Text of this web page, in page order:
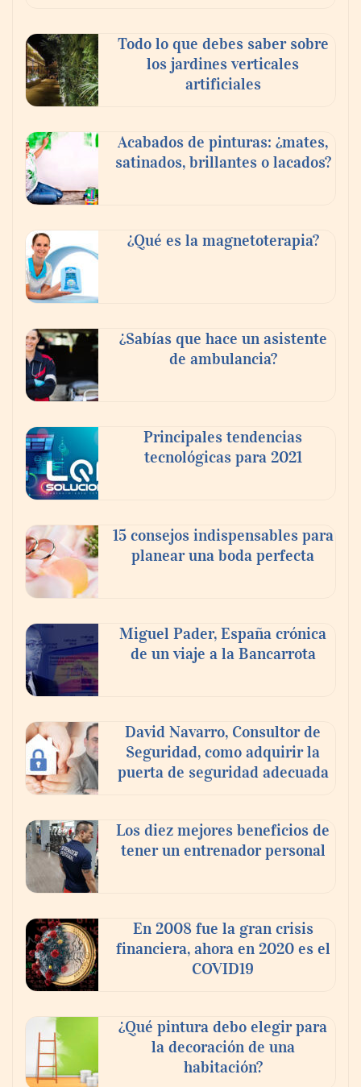
Paso a paso: ¿cómo prepararse para la
transición a la jornada de 40 horas? Guía
InfoBlock
Reforestando con el Corazón regresa a
Sierra de Guadalupe
La cartera vencida hipotecaria aumenta al
doble de velocidad que la cartera sana en
Toro Tapas inaugura su Raw Bar: una
experiencia desde mediodía hasta el
anochecer con cocina abierta
Todo lo que debes saber sobre
los jardines verticales
artificiales
Acabados de pinturas: ¿mates,
satinados, brillantes o lacados?
¿Qué es la magnetoterapia?
¿Sabías que hace un asistente
de ambulancia?
Principales tendencias
tecnológicas para 2021
15 consejos indispensables para
planear una boda perfecta
Miguel Pader, España crónica
de un viaje a la Bancarrota
David Navarro, Consultor de
Seguridad, como adquirir la
puerta de seguridad adecuada
Los diez mejores beneficios de
tener un entrenador personal
En 2008 fue la gran crisis
financiera, ahora en 2020 es el
COVID19
¿Qué pintura debo elegir para
la decoración de una
habitación?